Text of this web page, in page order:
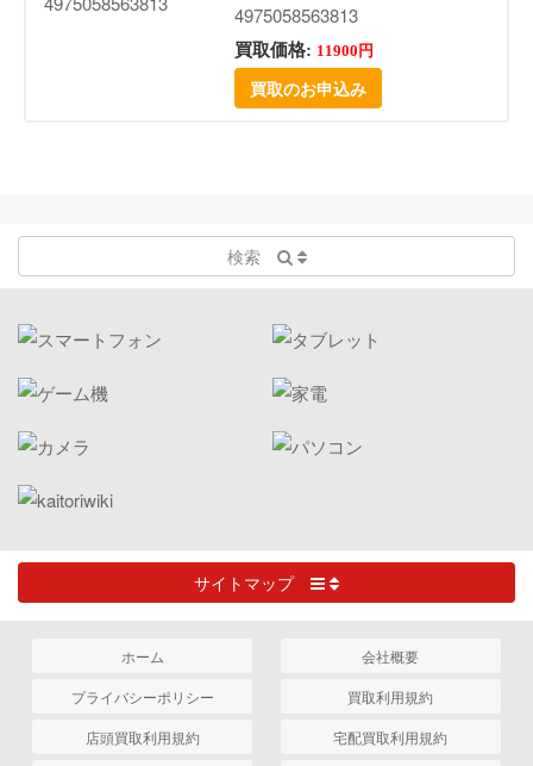
4975058563813
買取価格: 11900円
買取のお申込み
検索
サイトマップ
ホーム
会社概要
プライバシーポリシー
買取利用規約
店頭買取利用規約
宅配買取利用規約